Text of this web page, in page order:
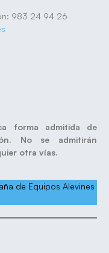
983 24 94 26
forma admitida de
No se admitirán
otra vías.
de Equipos Alevines